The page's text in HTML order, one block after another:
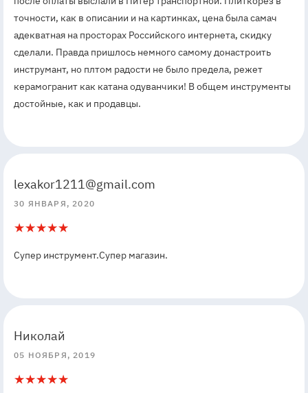
точности, как в описании и на картинках, цена была самач
адекватная на просторах Российского интернета, скидку
сделали. Правда пришлось немного самому донастроить
инструмант, но плтом радости не было предела, режет
керамогранит как катана одуванчики! В общем инструменты
достойные, как и продавцы.
55
lexakor1211@gmail.com
30 ЯНВАРЯ, 2020
5
1
Супер инструмент.Супер магазин.
55
Николай
05 НОЯБРЯ, 2019
5
1